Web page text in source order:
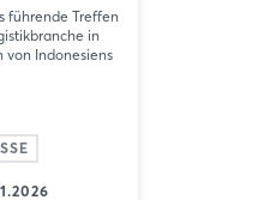
führende Treffen
in
von Indonesiens